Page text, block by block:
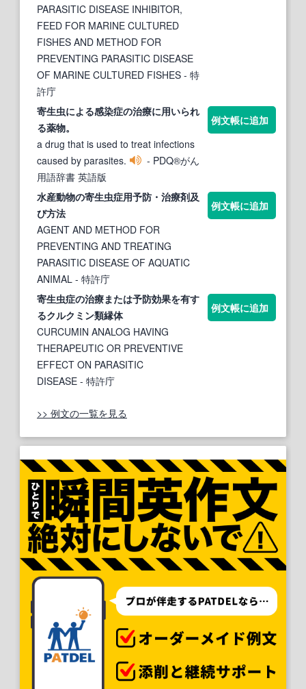
PARASITIC DISEASE INHIBITOR,
FEED FOR MARINE CULTURED
FISHES AND METHOD FOR
PREVENTING PARASITIC DISEASE
OF MARINE CULTURED FISHES - 特
許庁
寄生虫による感染症の治療に用いられ
る薬物。
a drug that is used to treat infections
caused by parasites.
- PDQ®がん
用語辞書 英語版
例文帳に追加
水産動物の寄生虫症用予防・治療剤及
び方法
AGENT AND METHOD FOR
PREVENTING AND TREATING
PARASITIC DISEASE OF AQUATIC
ANIMAL - 特許庁
例文帳に追加
寄生虫症の治療または予防効果を有す
るクルクミン類縁体
CURCUMIN ANALOG HAVING
THERAPEUTIC OR PREVENTIVE
EFFECT ON PARASITIC
DISEASE - 特許庁
例文帳に追加
>> 例文の一覧を見る